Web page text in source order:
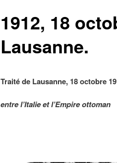
1912, 18
Lausanne.
Traité de Lausanne, 18 octobre
entre l’Italie et l’Empire ottoman